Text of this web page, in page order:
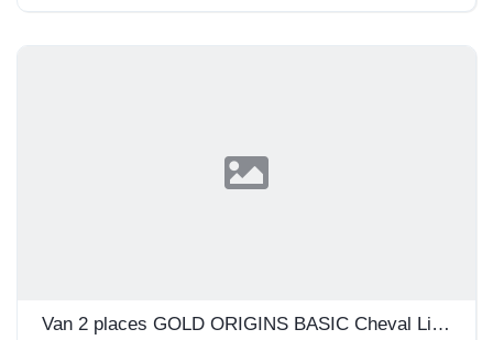
Van 2 places GOLD ORIGINS BASIC Cheval Liberté